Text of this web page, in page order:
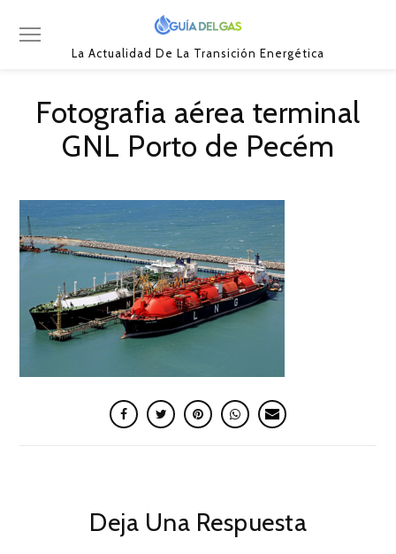
La Actualidad De La Transición Energética
Fotografia aérea terminal
GNL Porto de Pecém
Deja Una Respuesta